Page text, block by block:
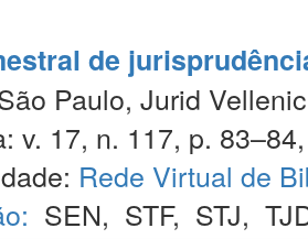
de
Paulo, Jurid
v. 17, n. 117, p.
Rede Virtual de
SEN, STF, STJ,